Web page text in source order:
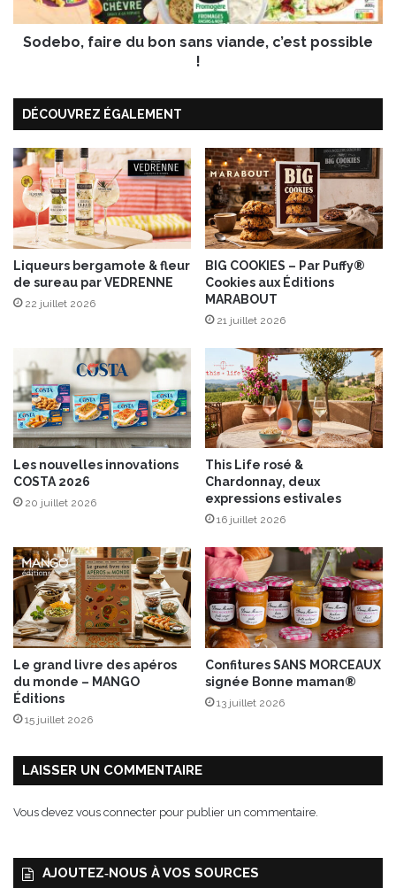
a
l
R
o
y
l
O
r
a
n
g
a
d
b
o
n
a
n
s
v
i
a
,
c
’
e
s
t
p
o
i
b
l
e
!
Sodebo, faire du bon sans viande, c’est possible
!
DÉCOUVREZ ÉGALEMENT
Liqueurs bergamote & fleur
de sureau par VEDRENNE
22 juillet 2026
BIG COOKIES – Par Puffy®
Cookies aux Éditions
MARABOUT
21 juillet 2026
Les nouvelles innovations
COSTA 2026
20 juillet 2026
This Life rosé &
Chardonnay, deux
expressions estivales
16 juillet 2026
Le grand livre des apéros
du monde – MANGO
Éditions
15 juillet 2026
Confitures SANS MORCEAUX
signée Bonne maman®
13 juillet 2026
LAISSER UN COMMENTAIRE
Vous devez vous connecter pour publier un commentaire.
AJOUTEZ‑NOUS À VOS SOURCES